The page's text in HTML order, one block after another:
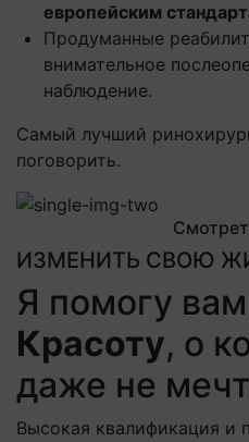
европейским
Продуманные
внимательное
наблюдение.
Самый лучший
поговорить.
ИЗМЕНИТЬ СВОЮ
Я помогу
Красоту, о
даже не
Высокая квалификация и